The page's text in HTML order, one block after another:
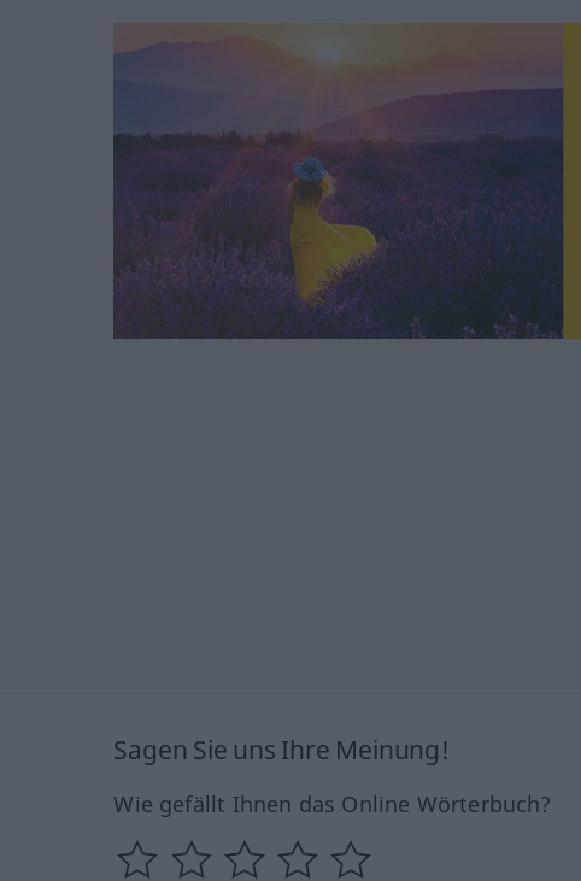
Sagen Sie uns Ihre Meinung!
Wie gefällt Ihnen das Online Wörterbuch?